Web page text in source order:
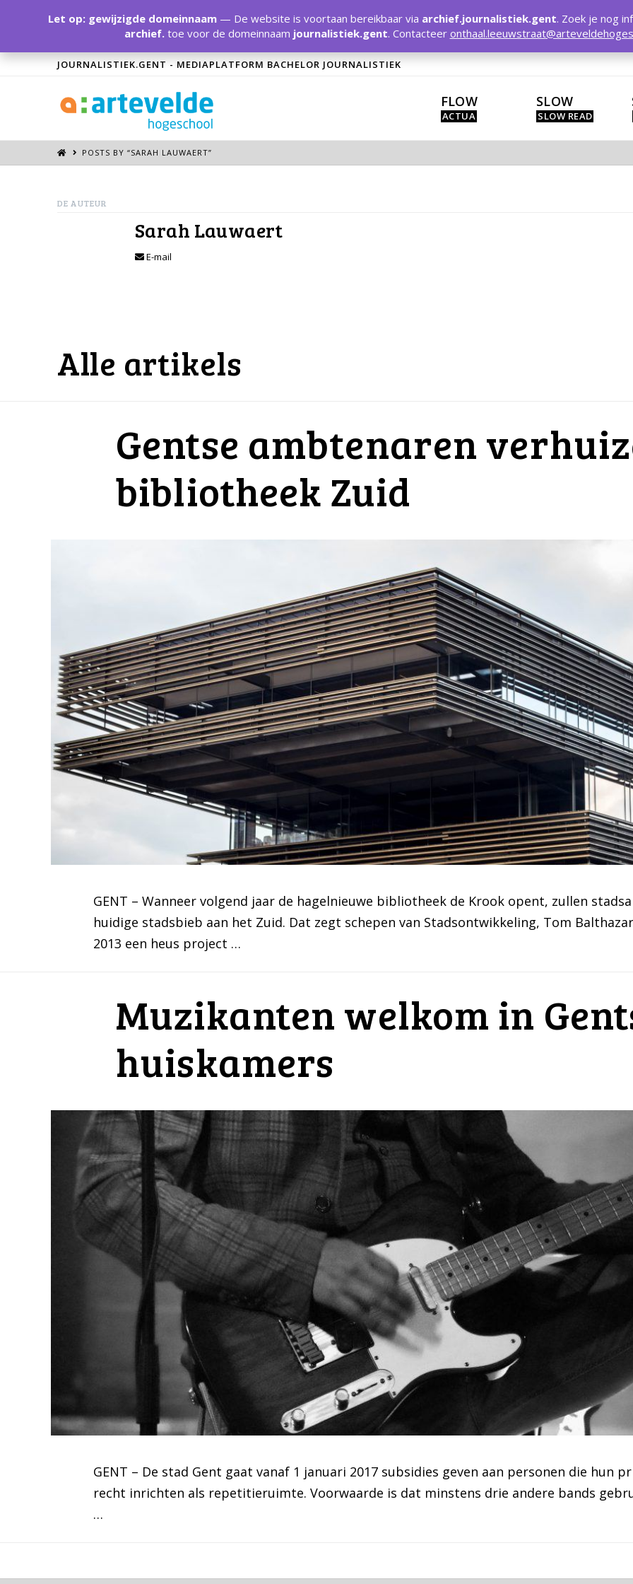
JOURNALISTIEK.GENT - MEDIAPLATFORM BACHELOR JOURNALISTIEK
FLOW SLOW
POSTS BY “SARAH LAUWAERT”
DE AUTEUR
Sarah Lauwaert
E-mail
Alle artikels
Gentse ambtenaren
bibliotheek Zuid
GENT – Wanneer volgend jaar de hagelnieuwe bibliotheek de Krook opent, zullen
huidige stadsbieb aan het Zuid. Dat zegt schepen van Stadsontwikkeling, Tom
2013 een heus project …
Muzikanten welkom in
huiskamers
GENT – De stad Gent gaat vanaf 1 januari 2017 subsidies geven aan personen die hun
recht inrichten als repetitieruimte. Voorwaarde is dat minstens drie andere bands
…
Let op: gewijzigde domeinnaam— De website is voortaan bereikbaar via archief.journalistiek.gent. Zoek je nog
archief.toe voor de domeinnaam journalistiek.gent. Contacteer